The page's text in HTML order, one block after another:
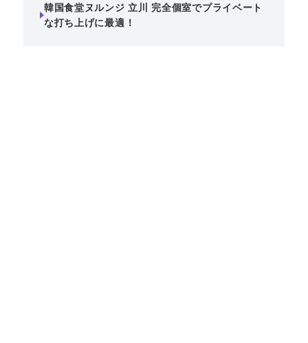
韓国食堂ヌルンジ 立川 完全個室でプライベート
な打ち上げに最適！